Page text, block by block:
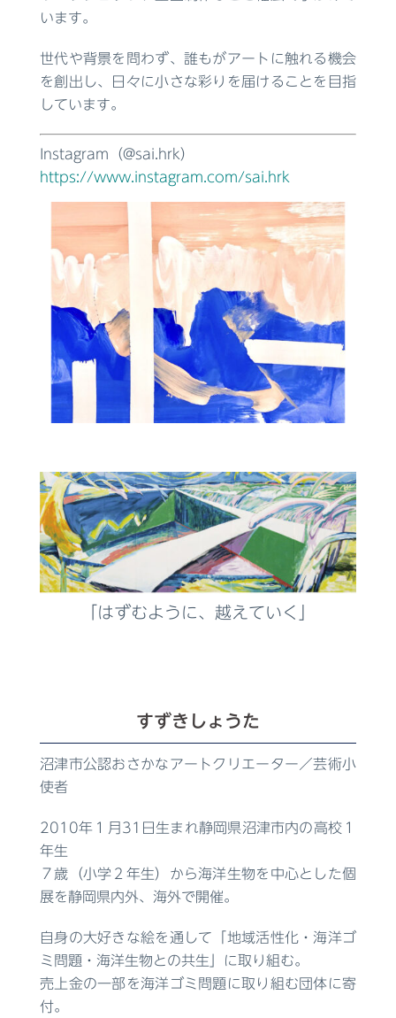
います。
世代や背景を問わず、誰もがアートに触れる機会
を創出し、日々に小さな彩りを届けることを目指
しています。
Instagram（@sai.hrk）
https://www.instagram.com/sai.hrk
「はずむように、越えていく」
すずきしょうた
沼津市公認おさかなアートクリエーター／芸術小
使者
2010年１月31日生まれ静岡県沼津市内の高校１
年生
７歳（小学２年生）から海洋生物を中心とした個
展を静岡県内外、海外で開催。
自身の大好きな絵を通して「地域活性化・海洋ゴ
ミ問題・海洋生物との共生」に取り組む。
売上金の一部を海洋ゴミ問題に取り組む団体に寄
付。